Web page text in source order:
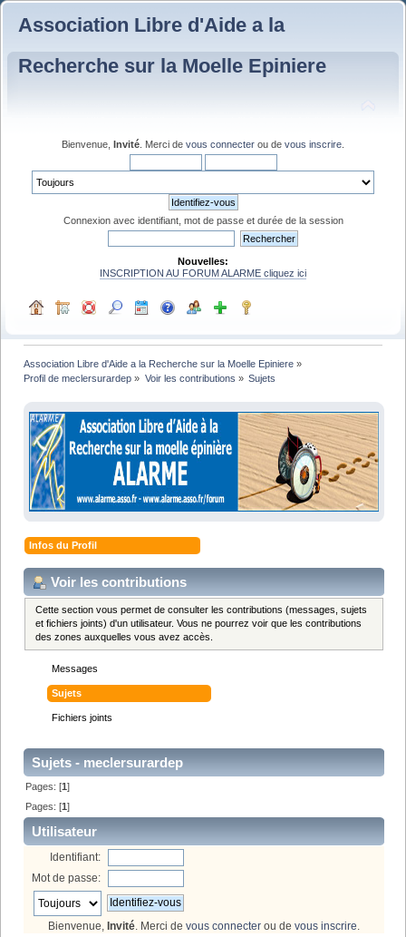
Association Libre d'Aide a la
Recherche sur la Moelle Epiniere
Bienvenue, Invité . Merci de vous connecter ou de vous inscrire
Connexion avec identifiant, mot de passe et durée de la session
Nouvelles:
INSCRIPTION AU FORUM ALARME cliquez ici
Association Libre d'Aide a la Recherche sur la Moelle Epiniere »
Profil de meclersurardep » Voir les contributions » Sujets
Infos du Profil
Voir les contributions
Cette section vous permet de consulter les contributions (messages, sujets
et fichiers joints) d'un utilisateur. Vous ne pourrez voir que les contributions
des zones auxquelles vous avez accès.
Messages
Sujets
Fichiers joints
Sujets - meclersurardep
Pages: [1]
Pages: [1]
Utilisateur
Identifiant:
Mot de passe:
Bienvenue, Invité. Merci de vous connecter ou de vous inscrire.